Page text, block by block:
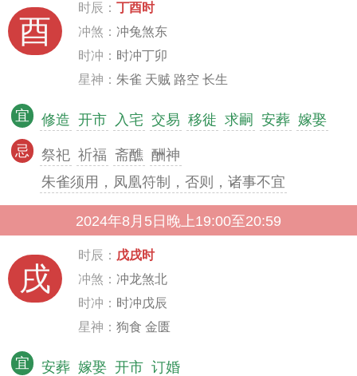
酉
时辰： 丁酉时
冲煞： 冲兔煞东
时冲： 时冲丁卯
星神： 朱雀 天贼 路空 长生
宜 修造 开市 入宅 交易 移徙 求嗣 安葬 嫁娶
忌 祭祀 祈福 斋醮 酬神
朱雀须用，凤凰符制，否则，诸事不宜
2024年8月5日晚上19:00至20:59
戌
时辰： 戊戌时
冲煞： 冲龙煞北
时冲： 时冲戊辰
星神： 狗食 金匮
宜 安葬 嫁娶 开市 订婚